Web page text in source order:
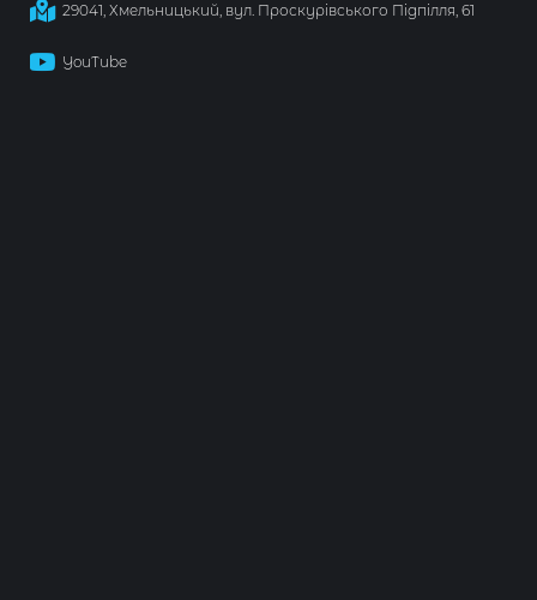
29041, Хмельницький, вул. Проскурівського Підпілля, 61
YouTube